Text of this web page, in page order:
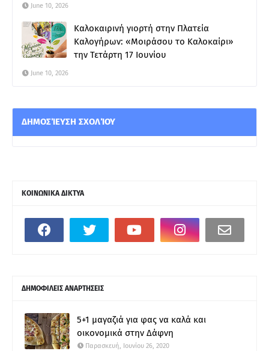
June 10, 2026
Καλοκαιρινή γιορτή στην Πλατεία
Καλογήρων: «Μοιράσου το Καλοκαίρι»
την Τετάρτη 17 Ιουνίου
June 10, 2026
ΔΗΜΟΣΊΕΥΣΗ ΣΧΟΛΊΟΥ
ΚΟΙΝΩΝΙΚΑ ΔΙΚΤΥΑ
ΔΗΜΟΦΙΛΕΙΣ ΑΝΑΡΤΗΣΕΙΣ
5+1 μαγαζιά για φας να καλά και
οικονομικά στην Δάφνη
Παρασκευή, Ιουνίου 26, 2020